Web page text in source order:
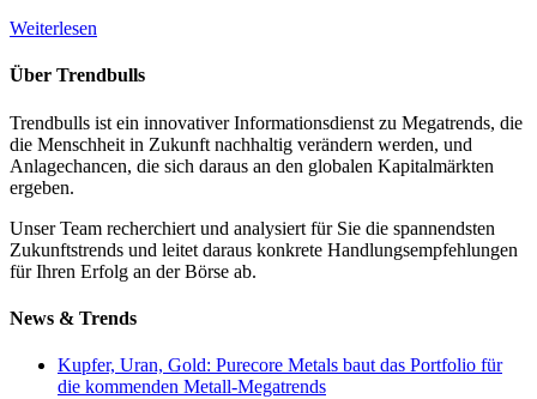
Weiterlesen
Über Trendbulls
Trendbulls ist ein innovativer Informationsdienst zu Megatrends, die
die Menschheit in Zukunft nachhaltig verändern werden, und
Anlagechancen, die sich daraus an den globalen Kapitalmärkten
ergeben.
Unser Team recherchiert und analysiert für Sie die spannendsten
Zukunftstrends und leitet daraus konkrete Handlungsempfehlungen
für Ihren Erfolg an der Börse ab.
News & Trends
Kupfer, Uran, Gold: Purecore Metals baut das Portfolio für
die kommenden Metall-Megatrends